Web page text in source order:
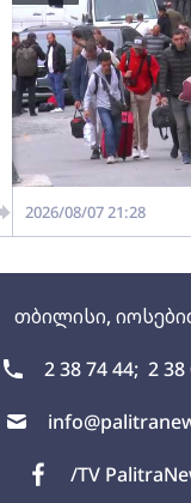
თბილისი,
2 38 74 44; 2 38
/TV
2026/08/07 21:28